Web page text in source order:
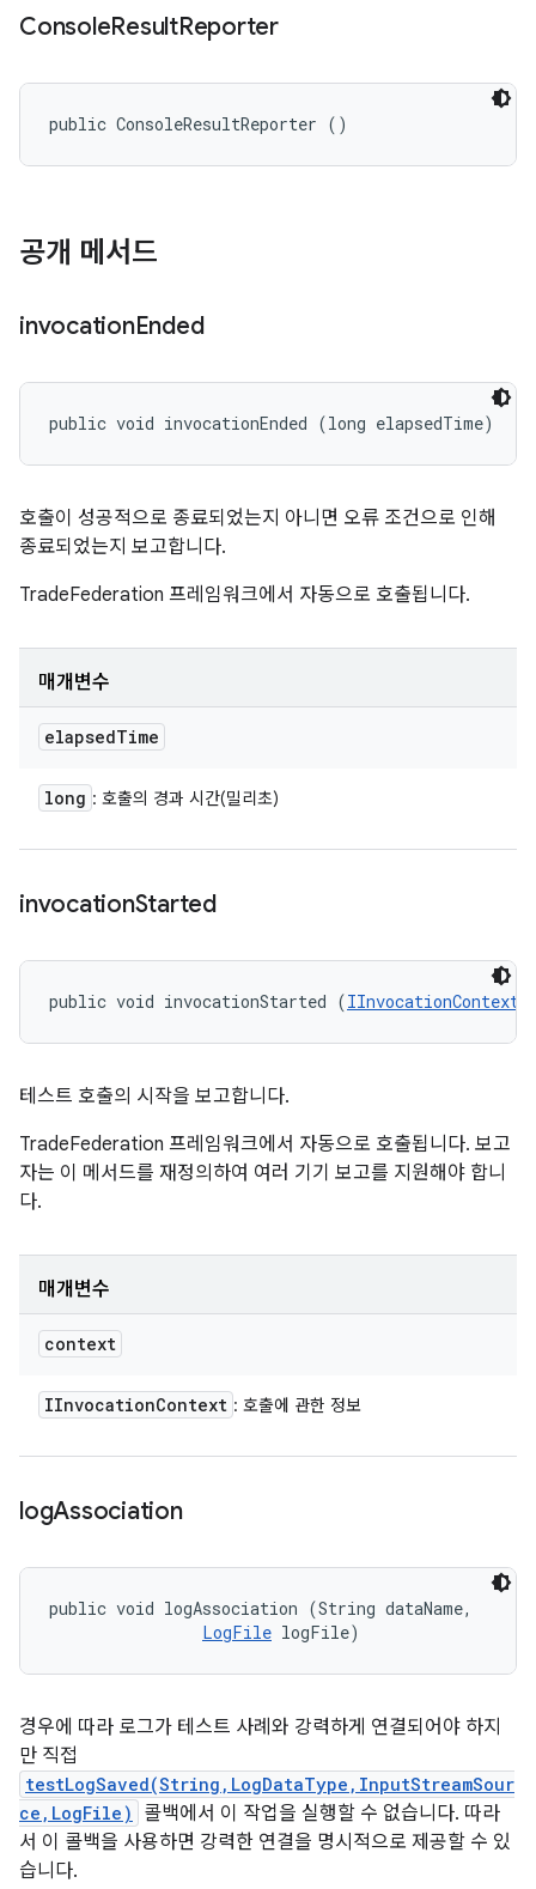
ConsoleResultReporter
public ConsoleResultReporter ()
공개 메서드
invocationEnded
public void invocationEnded (long elapsedTime)
호출이 성공적으로 종료되었는지 아니면 오류 조건으로 인해
종료되었는지 보고합니다.
TradeFederation 프레임워크에서 자동으로 호출됩니다.
매개변수
elapsedTime
long : 호출의 경과 시간(밀리초)
invocationStarted
public void invocationStarted (IInvocationContext
테스트 호출의 시작을 보고합니다.
TradeFederation 프레임워크에서 자동으로 호출됩니다. 보고
자는 이 메서드를 재정의하여 여러 기기 보고를 지원해야 합니
다.
매개변수
context
IInvocationContext : 호출에 관한 정보
logAssociation
public void logAssociation (String dataName,
LogFile logFile)
경우에 따라 로그가 테스트 사례와 강력하게 연결되어야 하지
만 직접
testLogSaved(String,LogDataType,InputStreamSour
ce,LogFile)
콜백에서 이 작업을 실행할 수 없습니다. 따라
서 이 콜백을 사용하면 강력한 연결을 명시적으로 제공할 수 있
습니다.